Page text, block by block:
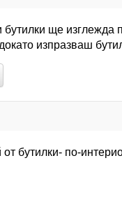
бутилки ще
изпразваш
бутилки- по-